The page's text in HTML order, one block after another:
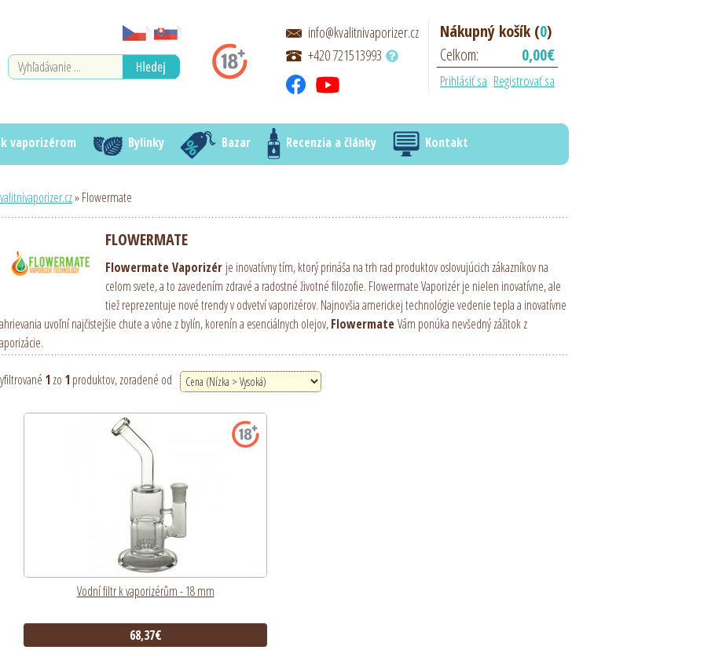
info@kvalitnivaporizer.cz
+420 721513993
Nákupný košík (0)
Celkom:
0,00€
Prihlásiť sa Registrovať sa
vaporizérom Bylinky Bazar Recenzia a články Kontakt
» Flowermate
FLOWERMATE
Flowermate Vaporizér je inovatívny tím, ktorý prináša na trh rad produktov oslovujúcich zákazníkov na
celom svete, a to zavedením zdravé a radostné životné filozofie. Flowermate Vaporizér je nielen inovatívne, ale
tiež reprezentuje nové trendy v odvetví vaporizérov. Najnovšia americkej technológie vedenie tepla a inovatívne
uvoľní najčistejšie chute a vône z bylín, korenín a esenciálnych olejov,FlowermateVám ponúka nevšedný zážitok z
1zo 1produktov, zoradené od
Vodní filtr k vaporizérům - 18 mm
68,37€